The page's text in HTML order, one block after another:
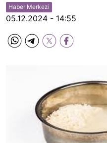
Haber Merkezi
05.12.2024 - 14:55